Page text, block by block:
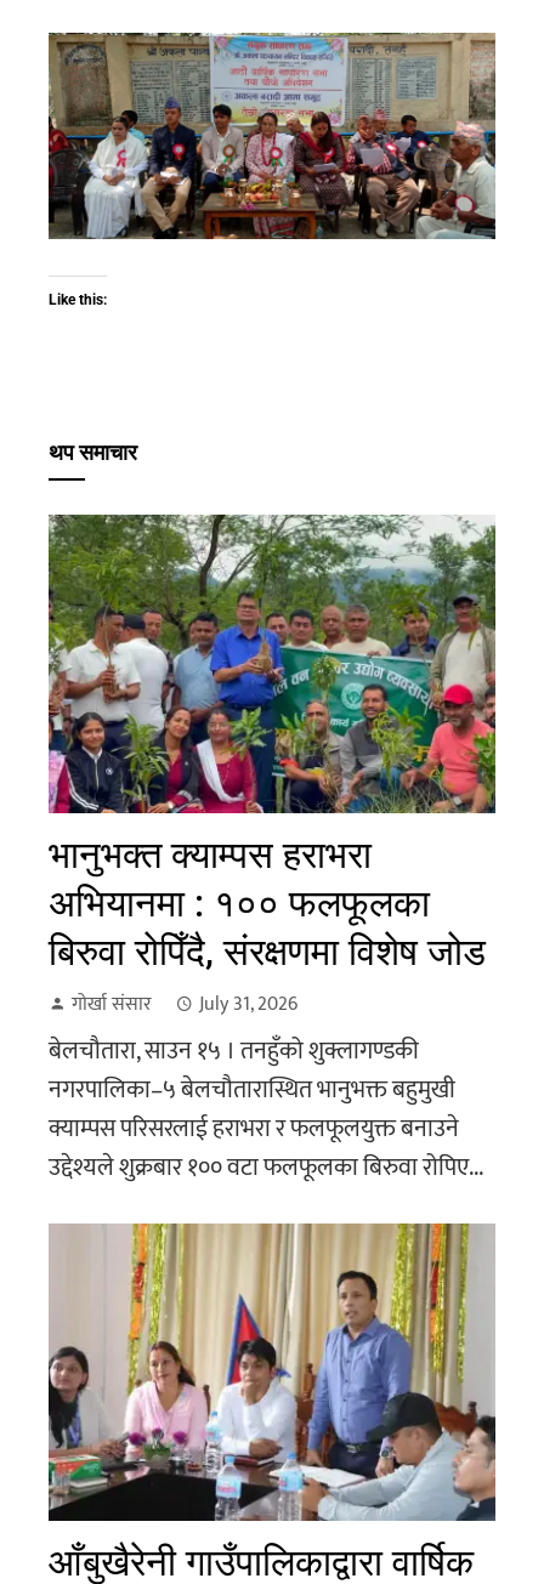
Like this:
थप समाचार
भानुभक्त क्याम्पस हराभरा
अभियानमा : १०० फलफूलका
बिरुवा रोपिँदै, संरक्षणमा विशेष जोड
गोर्खा संसार July 31, 2026
बेलचौतारा, साउन १५ । तनहुँको शुक्लागण्डकी
नगरपालिका–५ बेलचौतारास्थित भानुभक्त बहुमुखी
क्याम्पस परिसरलाई हराभरा र फलफूलयुक्त बनाउने
उद्देश्यले शुक्रबार १०० वटा फलफूलका बिरुवा रोपिए...
आँबुखैरेनी गाउँपालिकाद्वारा वार्षिक